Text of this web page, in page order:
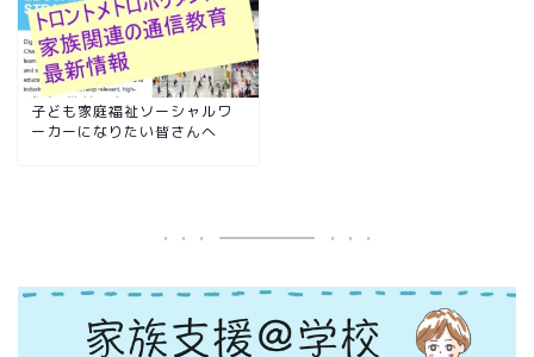
子ども家庭福祉ソーシャルワ
ーカーになりたい皆さんへ